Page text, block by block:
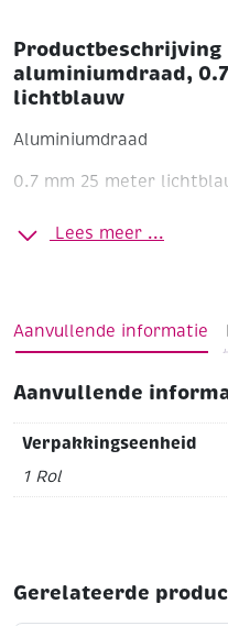
Productbeschrijving
aluminiumdraad,
lichtblauw
Aluminiumdraad
0.7 mm 25 meter
Lees meer ...
Aanvullende informatie
Aanvullende
Verpakkingseenheid
1 Rol
Gerelateerde